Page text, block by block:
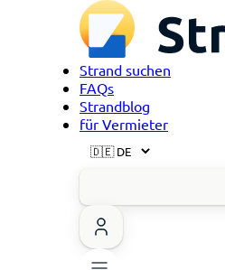
Strand suchen
FAQs
Strandblog
für Vermieter